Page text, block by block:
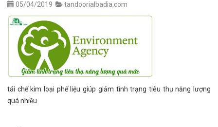
05/04/2019 tandoorialbadia.com
tái chế kim loại phế liệu giúp giảm tình trạng tiêu thụ năng lượng
quá nhiều